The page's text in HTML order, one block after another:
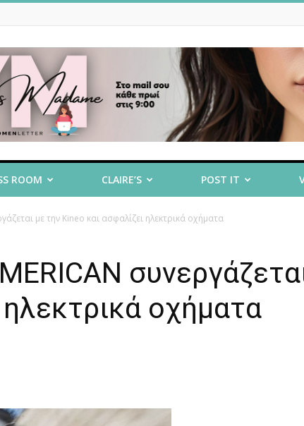
ROOM CLAIRE’S POST IT
με την Kineo και ασφαλίζει ηλεκτρικά οχήματα
οχήματα